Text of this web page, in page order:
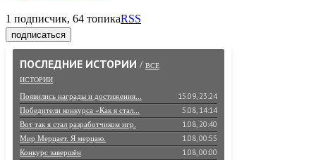
1 подписчик, 64 топикаRSS
подписаться
ПОСЛЕДНИЕ ИСТОРИИ / ВСЕ
ИСТОРИИ
Появились награды и достижения... 15.09, 23:24
Победители конкурса «Как я стал... 5.08, 14:14
Вот так я стал разработчиком игр. 1.08, 20:40
Мир Мерцает. Я мерцаю. 1.08, 00:55
Конкурс завершён 1.08, 00:00